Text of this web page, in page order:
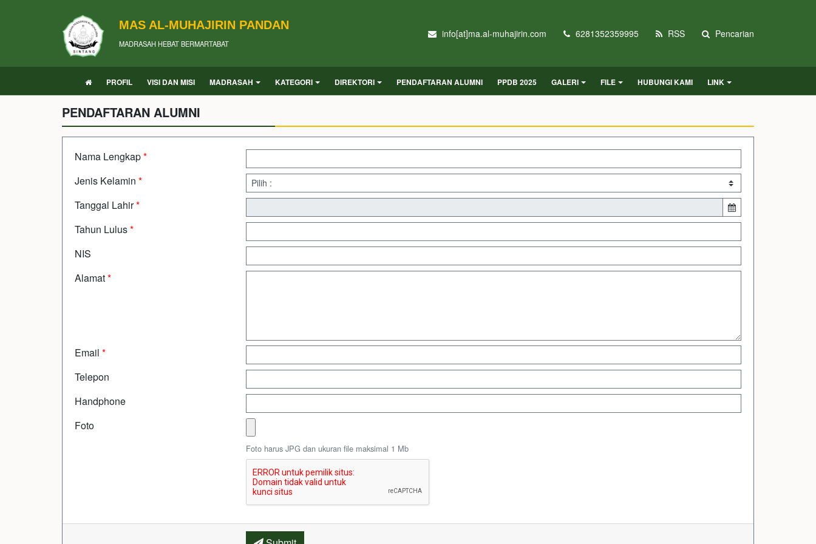
MAS AL-MUHAJIRIN PANDAN
MADRASAH HEBAT BERMARTABAT
info[at]ma.al-muhajirin.com 6281352359995 RSS Pencarian
PROFIL VISI DAN MISI MADRASAH KATEGORI DIREKTORI PENDAFTARAN ALUMNI PPDB 2025 GALERI FILE HUBUNGI KAMI LINK
PENDAFTARAN ALUMNI
Nama Lengkap*
Jenis Kelamin *
Tanggal Lahir*
Tahun Lulus*
NIS
Alamat*
Email *
Telepon
Handphone
Foto
Foto harus JPG dan ukuran file maksimal 1 Mb